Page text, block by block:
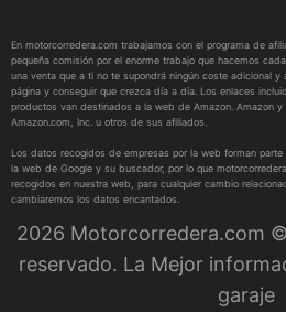
En motorcorredera.com trabajamos con el programa de
pequeña comisión por el enorme trabajo que hacemos
una venta que a ti no te supondrá ningún coste adicional
página y conseguir que crezca día a día. Los enlaces
productos van destinados a la web de Amazon. Amazon
Amazon.com, Inc. u otros de sus afiliados.
Los datos recogidos de empresas por la web forman
la web de Google y su buscador, por lo que
recogidos en nuestra web, para cualquier cambio
cambiaremos los datos encantados.
2026 Motorcorredera.com
reservado. La Mejor
garaje